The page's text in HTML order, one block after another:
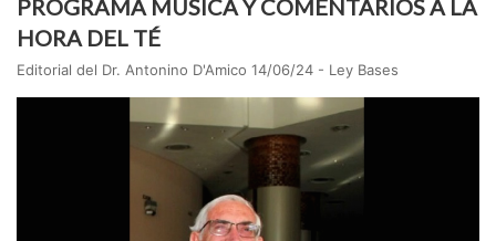
PROGRAMA MÚSICA Y COMENTARIOS A LA
HORA DEL TÉ
Editorial del Dr. Antonino D'Amico 14/06/24 - Ley Bases